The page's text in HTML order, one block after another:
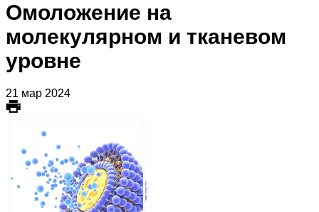
Омоложение на
молекулярном и тканевом
уровне
21 мар 2024